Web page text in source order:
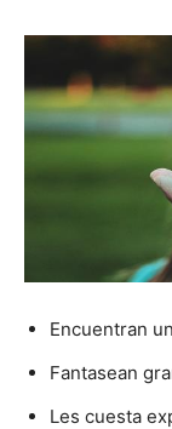
Encuentran
Fantasean
Les cuesta